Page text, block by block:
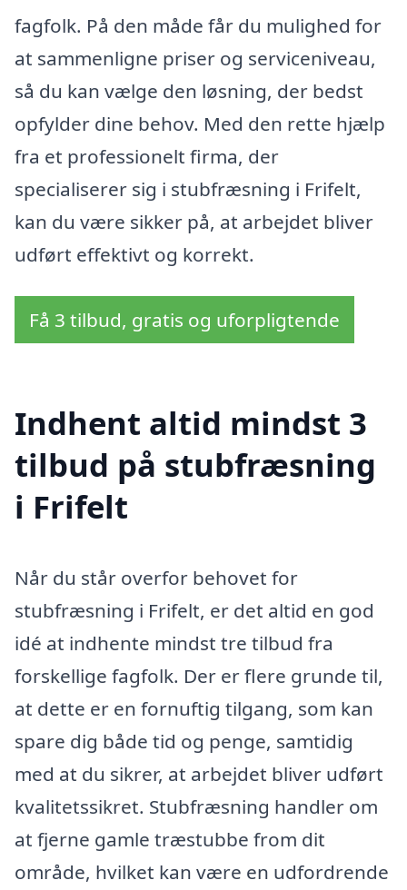
fagfolk. På den måde får du mulighed for
at sammenligne priser og serviceniveau,
så du kan vælge den løsning, der bedst
opfylder dine behov. Med den rette hjælp
fra et professionelt firma, der
specialiserer sig i stubfræsning i Frifelt,
kan du være sikker på, at arbejdet bliver
udført effektivt og korrekt.
Få 3 tilbud, gratis og uforpligtende
Indhent altid mindst 3
tilbud på stubfræsning
i Frifelt
Når du står overfor behovet for
stubfræsning i Frifelt, er det altid en god
idé at indhente mindst tre tilbud fra
forskellige fagfolk. Der er flere grunde til,
at dette er en fornuftig tilgang, som kan
spare dig både tid og penge, samtidig
med at du sikrer, at arbejdet bliver udført
kvalitetssikret. Stubfræsning handler om
at fjerne gamle træstubbe from dit
område, hvilket kan være en udfordrende